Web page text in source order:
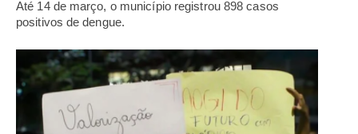
Até 14 de março, o município registrou 898 casos
positivos de dengue.